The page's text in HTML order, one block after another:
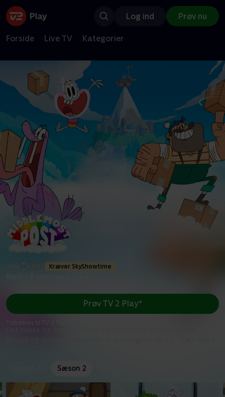
Log ind Prøv nu
Forside Live TV Kategorier
Kræver SkyShowtime
Prøv TV 2 Play*
Sæson 2